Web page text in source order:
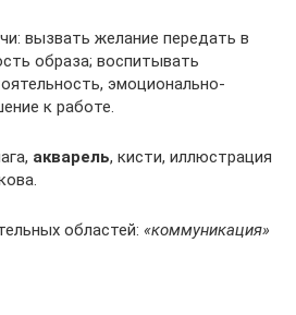
вызвать желание передать в
образа; воспитывать
эмоционально-
к работе.
акварель, кисти, иллюстрация
областей: «коммуникация»